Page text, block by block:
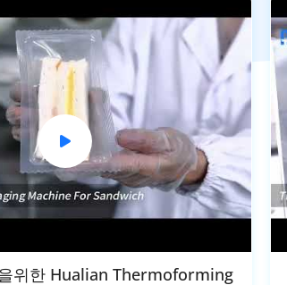
위한 Hualian Thermoforming